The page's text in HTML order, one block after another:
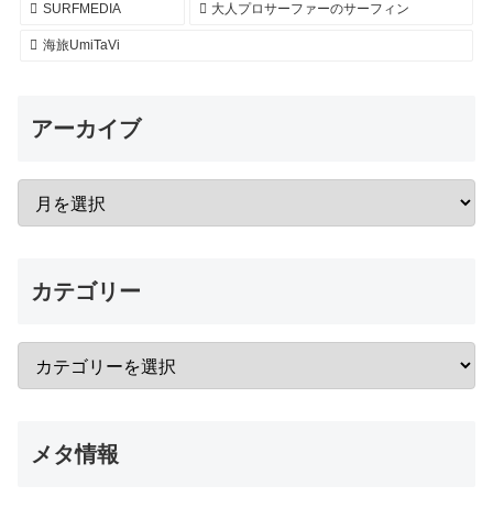
SURFMEDIA 大人プロサーファーのサーフィン
海旅UmiTaVi
アーカイブ
カテゴリー
メタ情報